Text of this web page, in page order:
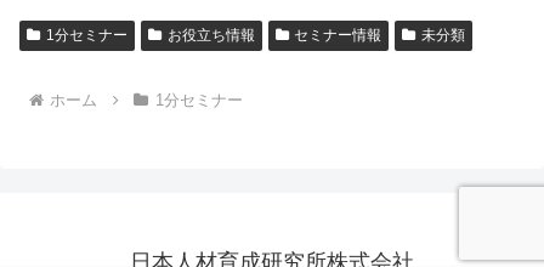
1分セミナー お役立ち情報 セミナー情報 未分類
ホーム 1分セミナー